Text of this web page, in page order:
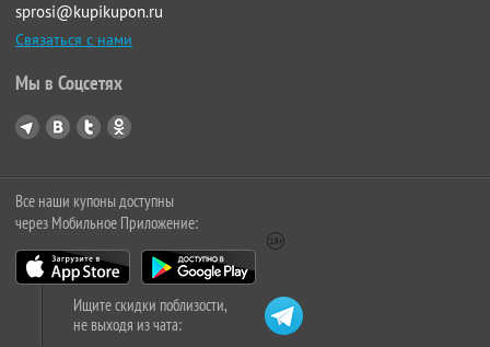
sprosi@kupikupon.ru
Связаться с нами
Мы в Соцсетях
Все наши купоны доступны
через Мобильное Приложение:
Ищите скидки поблизости,
не выходя из чата: